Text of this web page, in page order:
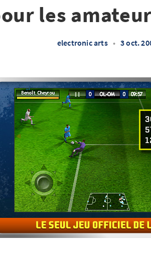
les
electronic arts • 3 oct.